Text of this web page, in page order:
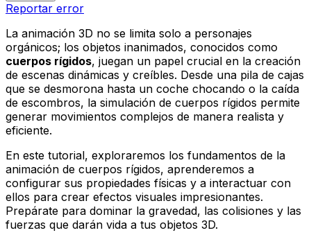
Reportar error
La animación 3D no se limita solo a personajes
orgánicos; los objetos inanimados, conocidos como
cuerpos rígidos, juegan un papel crucial en la creación
de escenas dinámicas y creíbles. Desde una pila de cajas
que se desmorona hasta un coche chocando o la caída
de escombros, la simulación de cuerpos rígidos permite
generar movimientos complejos de manera realista y
eficiente.
En este tutorial, exploraremos los fundamentos de la
animación de cuerpos rígidos, aprenderemos a
configurar sus propiedades físicas y a interactuar con
ellos para crear efectos visuales impresionantes.
Prepárate para dominar la gravedad, las colisiones y las
fuerzas que darán vida a tus objetos 3D.